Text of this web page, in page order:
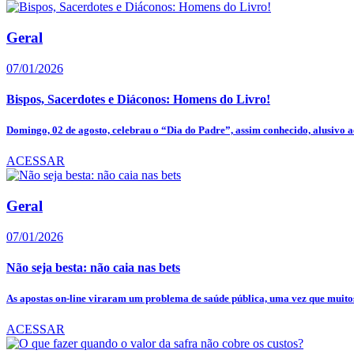
Geral
07/01/2026
Bispos, Sacerdotes e Diáconos: Homens do Livro!
Domingo, 02 de agosto, celebrau o “Dia do Padre”, assim conhecido, alusivo
ACESSAR
Geral
07/01/2026
Não seja besta: não caia nas bets
As apostas on-line viraram um problema de saúde pública, uma vez que
ACESSAR